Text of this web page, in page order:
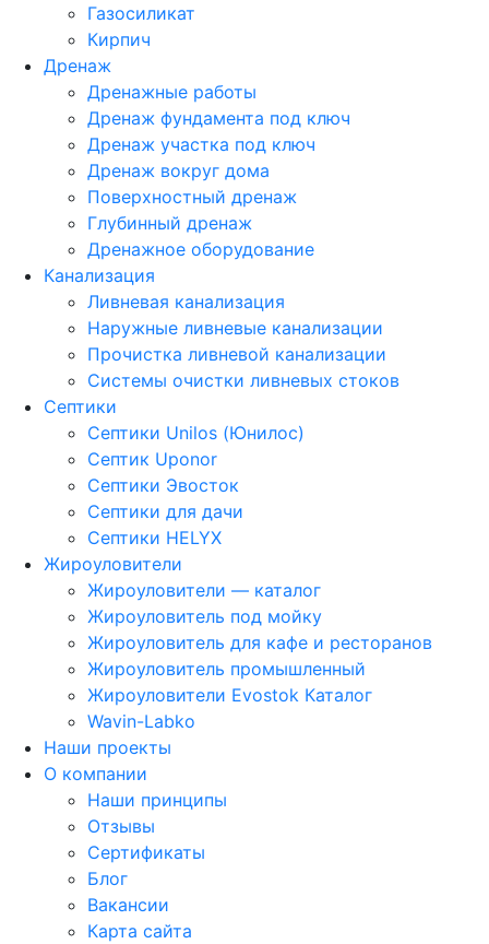
Газосиликат
Кирпич
Дренаж
Дренажные работы
Дренаж фундамента под ключ
Дренаж участка под ключ
Дренаж вокруг дома
Поверхностный дренаж
Глубинный дренаж
Дренажное оборудование
Канализация
Ливневая канализация
Наружные ливневые канализации
Прочистка ливневой канализации
Системы очистки ливневых стоков
Септики
Септики Unilos (Юнилос)
Септик Uponor
Септики Эвосток
Септики для дачи
Септики HELYX
Жироуловители
Жироуловители — каталог
Жироуловитель под мойку
Жироуловитель для кафе и ресторанов
Жироуловитель промышленный
Жироуловители Evostok Каталог
Wavin-Labko
Наши проекты
О компании
Наши принципы
Отзывы
Сертификаты
Блог
Вакансии
Карта сайта